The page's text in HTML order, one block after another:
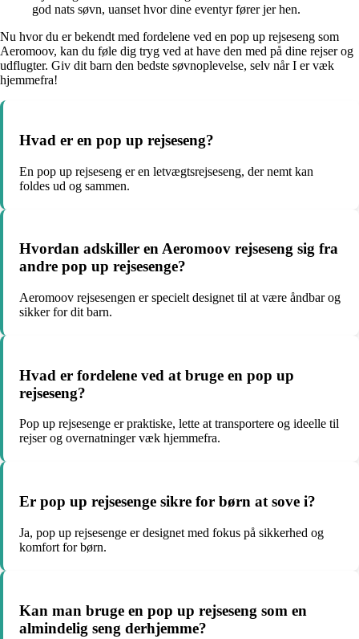
god nats søvn, uanset hvor dine eventyr fører jer hen.
Nu hvor du er bekendt med fordelene ved en pop up rejseseng som
Aeromoov, kan du føle dig tryg ved at have den med på dine rejser og
udflugter. Giv dit barn den bedste søvnoplevelse, selv når I er væk
hjemmefra!
Hvad er en pop up rejseseng?
En pop up rejseseng er en letvægtsrejseseng, der nemt kan
foldes ud og sammen.
Hvordan adskiller en Aeromoov rejseseng sig fra
andre pop up rejsesenge?
Aeromoov rejsesengen er specielt designet til at være åndbar og
sikker for dit barn.
Hvad er fordelene ved at bruge en pop up
rejseseng?
Pop up rejsesenge er praktiske, lette at transportere og ideelle til
rejser og overnatninger væk hjemmefra.
Er pop up rejsesenge sikre for børn at sove i?
Ja, pop up rejsesenge er designet med fokus på sikkerhed og
komfort for børn.
Kan man bruge en pop up rejseseng som en
almindelig seng derhjemme?